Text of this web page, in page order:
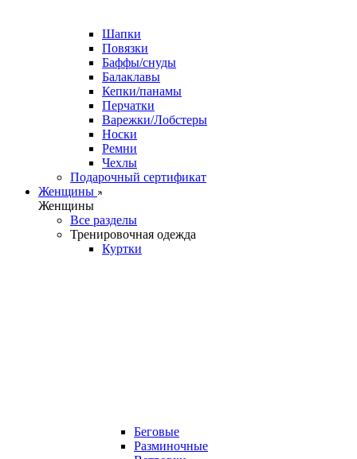
Шапки
Повязки
Баффы/снуды
Балаклавы
Кепки/панамы
Перчатки
Варежки/Лобстеры
Носки
Ремни
Чехлы
Подарочный сертификат
Женщины
Женщины
Все разделы
Тренировочная одежда
Куртки
Беговые
Разминочные